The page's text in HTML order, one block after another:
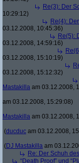
Re(3): Der
10:29:12)
Re(4):
03.12.2008, 10:45:36)
Re(5):
03.12.2008, 14:59:16)
03.12.2008, 15:10:19)
03.12.2008, 15:12:32)
Mastakilla am 03.12.2008,
am 03.12.2008, 15:29:08)
Mastakilla am 03.12.2008,
(ducduc am 03.12.2008,
(DJ Mastakilla am
Re: Der Schuh
“Death Proof” und